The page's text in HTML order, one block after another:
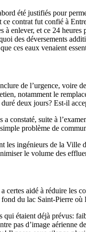
été justifiés pour
ce contrat fut confié à
à enlever, et ce 24
des déversements
ces eaux venaient
de l’urgence,
notamment le
deux jours? Est-il
constaté, suite à
problème de
les ingénieurs de la
le volume des
certes aidé à réduire les
du lac Saint-Pierre
étaient déjà prévus:
pas d’image aérienne